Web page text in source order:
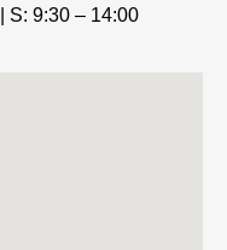
S: 9:30 – 14:00